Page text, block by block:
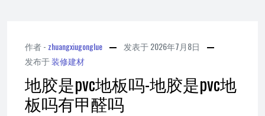
作者 - zhuangxiugonglue 发表于2026年7月8日
发布于装修建材
地胶是pvc地板吗-地胶是pvc地
板吗有甲醛吗